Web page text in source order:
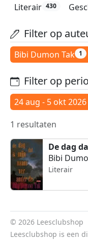
Literair 430
Filter op
Bibi Dumon Tak 1
Filter op
24 aug - 5 okt 2026
1 resultaten
De dag
Bibi
Literair
© 2026 Leesclubshop
Leesclubshop is een